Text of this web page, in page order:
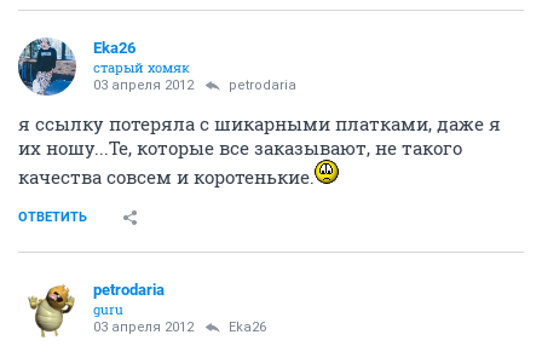
Eka26
старый хомяк
03 апреля 2012 petrodaria
я ссылку потеряла с шикарными платками, даже я
их ношу...Те, которые все заказывают, не такого
качества совсем и коротенькие.
ОТВЕТИТЬ
petrodaria
guru
03 апреля 2012 Eka26